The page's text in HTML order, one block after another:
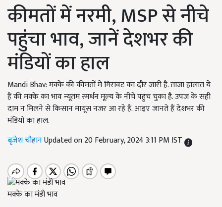
कीमतों में नरमी, MSP से नीचे
पहुंचा भाव, जानें देशभर की
मंडियों का हाल
Mandi Bhav: मक्के की कीमतों मे गिरावट का दौर जारी है. ताजा हालात ये
हैं की मक्के का भाव न्यूतम स्मर्थन मूल्य के नीचे पहुंच चुका है. उपज के सही
दाम न मिलने से किसान मायूस नजर आ रहे हैं. आइए जानते हैं देशभर की
मंडियों का हाल.
बृजेश चौहानUpdated on 20 February, 2024 3:11 PM IST
मक्के का मंडी भाव